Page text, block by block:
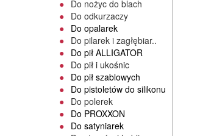
Do nożyc do blach
Do odkurzaczy
Do opalarek
Do pilarek i zagłębiar..
Do pił ALLIGATOR
Do pił i ukośnic
Do pił szablowych
Do pistoletów do silikonu
Do polerek
Do PROXXON
Do satyniarek